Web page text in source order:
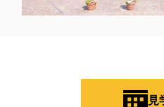
見